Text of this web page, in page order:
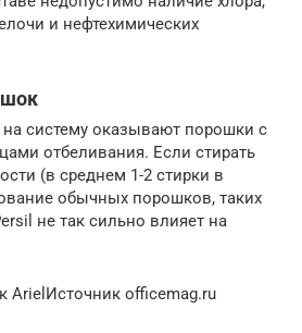
и нефтехимических
систему оказывают порошки с
отбеливания. Если стирать
(в среднем 1-2 стирки в
обычных порошков, таких
не так сильно влияет на
ArielИсточник officemag.ru